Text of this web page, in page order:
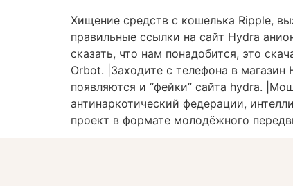
Хищение средств с кошелька Ripple,
правильные ссылки на сайт Hydra
сказать, что нам понадобится, это
Orbot. |Заходите с телефона в
появляются и “фейки” сайта hydra.
антинаркотический федерации,
проект в формате молодёжного